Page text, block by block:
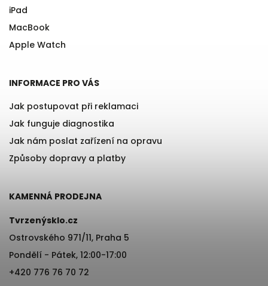
iPad
MacBook
Apple Watch
INFORMACE PRO VÁS
Jak postupovat při reklamaci
Jak funguje diagnostika
Jak nám poslat zařízení na opravu
Způsoby dopravy a platby
KAMENNÁ PRODEJNA
Tvrzenýsklo.cz
Ostrovského 971/11, Praha 5
Pondělí - Pátek, 12:00-17:00
+420 776 76 70 72